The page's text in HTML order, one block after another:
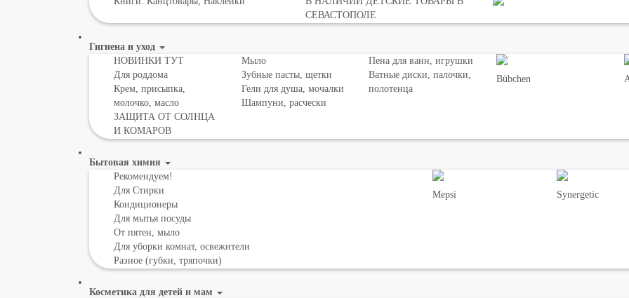
СЕВАСТОПОЛЕ
Гигиена и уход
НОВИНКИ ТУТ
Для роддома
Крем, присыпка,
молочко, масло
ЗАЩИТА ОТ СОЛНЦА
И КОМАРОВ
Мыло
Зубные пасты, щетки
Гели для душа, мочалки
Шампуни, расчески
Пена для ванн, игрушки
Ватные диски, палочки,
полотенца
Bübchen
Бытовая химия
Рекомендуем!
Для Стирки
Кондиционеры
Для мытья посуды
От пятен, мыло
Для уборки комнат, освежители
Разное (губки, тряпочки)
Mepsi Synergetic
Косметика для детей и мам